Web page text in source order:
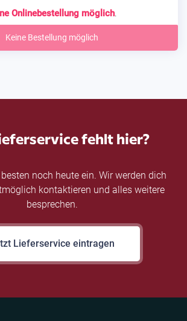
Onlinebestellung möglich.
Keine Bestellung möglich
fehlt hier?
noch heute ein. Wir werden dich
kontaktieren und alles weitere
besprechen.
Lieferservice eintragen